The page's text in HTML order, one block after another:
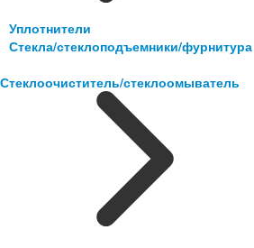
Уплотнители
Стекла/стеклоподъемники/фурнитура
Стеклоочиститель/стеклоомыватель